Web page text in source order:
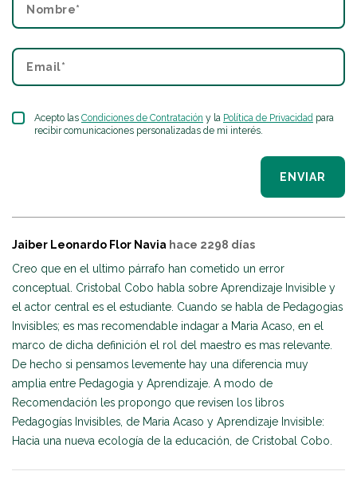
Acepto las Condiciones de Contratación y la Política de Privacidad para
recibir comunicaciones personalizadas de mi interés.
ENVIAR
Jaiber Leonardo Flor Navia hace 2298 días
Creo que en el ultimo párrafo han cometido un error
conceptual. Cristobal Cobo habla sobre Aprendizaje Invisible y
el actor central es el estudiante. Cuando se habla de Pedagogias
Invisibles; es mas recomendable indagar a Maria Acaso, en el
marco de dicha definición el rol del maestro es mas relevante.
De hecho si pensamos levemente hay una diferencia muy
amplia entre Pedagogia y Aprendizaje. A modo de
Recomendación les propongo que revisen los libros
Pedagogías Invisibles, de Maria Acaso y Aprendizaje Invisible:
Hacia una nueva ecología de la educación, de Cristobal Cobo.